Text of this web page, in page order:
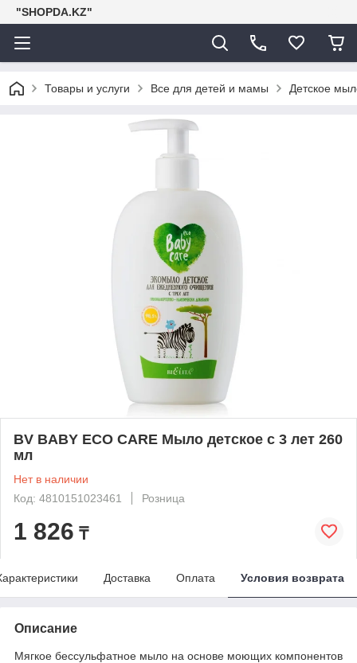
"SHOPDA.KZ"
Товары и услуги Все для детей и мамы Детское
BV BABY ECO CARE Мыло детское с 3 лет 260
мл
Нет в наличии
Код: 4810151023461
Розница
1 826 ₸
Доставка Оплата Условия возврата
Описание
Мягкое бессульфатное мыло на основе моющих компонентов